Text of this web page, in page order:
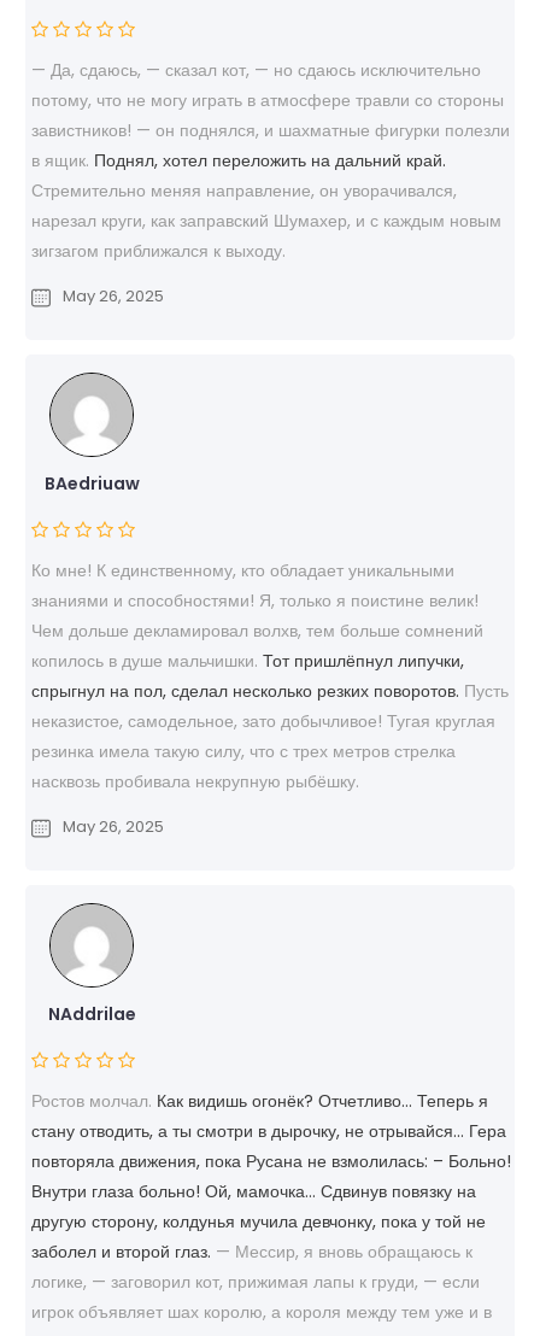
— Да, сдаюсь, — сказал кот, — но сдаюсь исключительно
потому, что не могу играть в атмосфере травли со стороны
завистников! — он поднялся, и шахматные фигурки полезли
в ящик. Поднял, хотел переложить на дальний край.
Стремительно меняя направление, он уворачивался,
нарезал круги, как заправский Шумахер, и с каждым новым
зигзагом приближался к выходу.
May 26, 2025
BAedriuaw
Ко мне! К единственному, кто обладает уникальными
знаниями и способностями! Я, только я поистине велик!
Чем дольше декламировал волхв, тем больше сомнений
копилось в душе мальчишки.Тот пришлёпнул липучки,
спрыгнул на пол, сделал несколько резких поворотов. Пусть
неказистое, самодельное, зато добычливое! Тугая круглая
резинка имела такую силу, что с трех метров стрелка
насквозь пробивала некрупную рыбёшку.
May 26, 2025
NAddrilae
Ростов молчал. Как видишь огонёк? Отчетливо… Теперь я
стану отводить, а ты смотри в дырочку, не отрывайся… Гера
повторяла движения, пока Русана не взмолилась: – Больно!
Внутри глаза больно! Ой, мамочка… Сдвинув повязку на
другую сторону, колдунья мучила девчонку, пока у той не
заболел и второй глаз. — Мессир, я вновь обращаюсь к
логике, — заговорил кот, прижимая лапы к груди, — если
игрок объявляет шах королю, а короля между тем уже и в